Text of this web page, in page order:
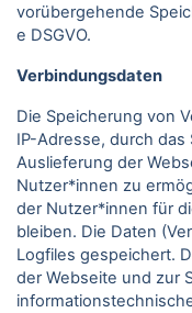
vorübergehende
e DSGVO.
Verbindungsdaten
Die Speicherung von
IP-Adresse, durch
Auslieferung der
Nutzer*innen zu
der Nutzer*innen für
bleiben. Die Daten
Logfiles gespeichert.
der Webseite und zur